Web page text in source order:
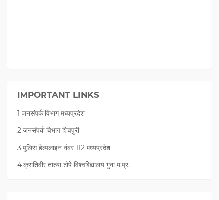
IMPORTANT LINKS
1 जनसंपर्क विभाग मध्यप्रदेश
2 जनसंपर्क विभाग शिवपुरी
3 पुलिस हेल्पलाइन नंबर 112 मध्‍यप्रदेश
4 क्रांतिवीर तात्या टोपे विश्वविद्यालय गुना म.प्र.